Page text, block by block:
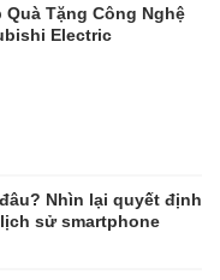
Quà Tặng Công Nghệ
Electric
Nhìn lại quyết định
sử smartphone